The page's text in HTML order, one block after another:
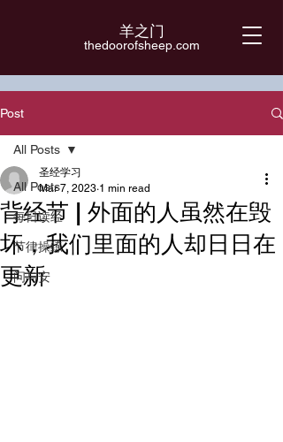
羊之门
​thedoorofsheep.com
Post
All Posts
每日读经
节律操练
问与安
All Posts
背经节 | 外面的人虽然在毁
坏，我们里面的人却日日在
更新
圣经学习
Mar 7, 2023 1 min read